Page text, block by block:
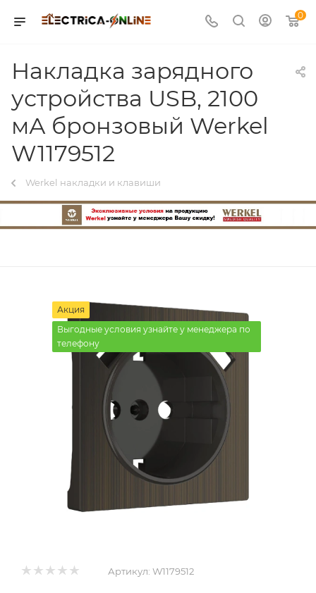
0
Накладка зарядного
устройства USB, 2100
мА бронзовый Werkel
W1179512
Werkel накладки и клавиши
Акция
Выгодные условия узнайте у менеджера по
телефону
Артикул: W1179512